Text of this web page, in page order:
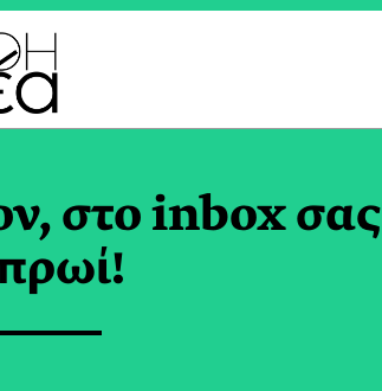
TAG
στο inbox σας